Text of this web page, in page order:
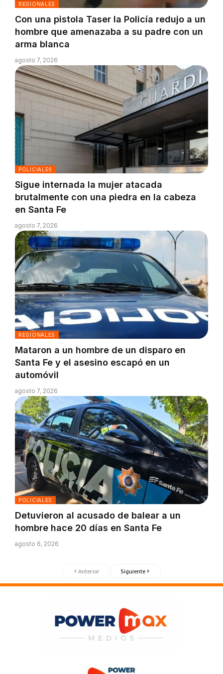
REGIONALES
Con una pistola Taser la Policía redujo a un
hombre que amenazaba a su padre con un
arma blanca
agosto 7, 2026
POLICIALES
Sigue internada la mujer atacada
brutalmente con una piedra en la cabeza
en Santa Fe
agosto 7, 2026
REGIONALES
Mataron a un hombre de un disparo en
Santa Fe y el asesino escapó en un
automóvil
agosto 7, 2026
POLICIALES
Detuvieron al acusado de balear a un
hombre hace 20 días en Santa Fe
agosto 6, 2026
Anterior Siguiente